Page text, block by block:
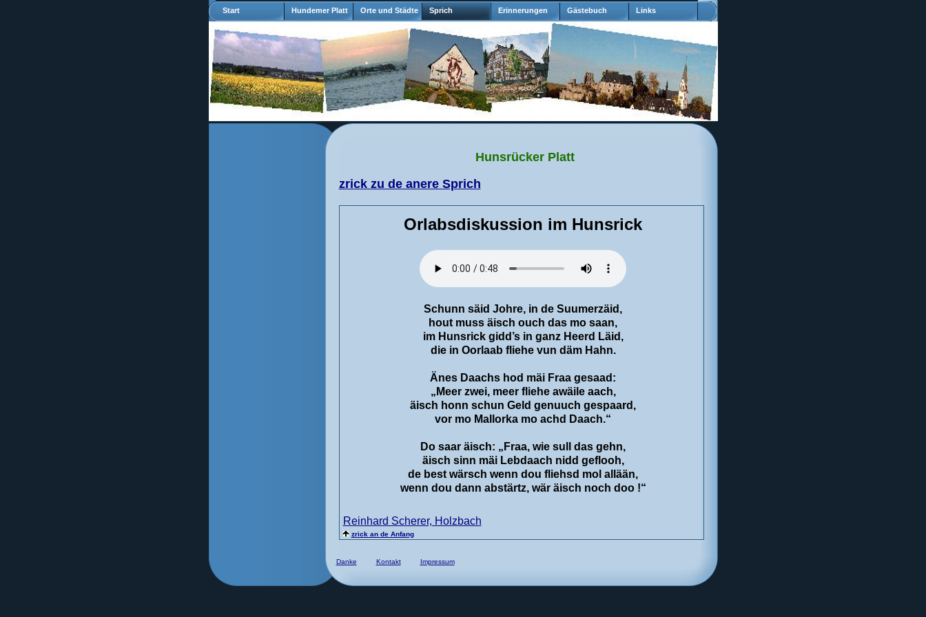
Start Hundemer Platt Orte und Städte Sprich Erinnerungen Gästebuch Links
Hunsrücker Platt
zrick zu de anere Sprich
Orlabsdiskussion im Hunsrick
Schunn säid Johre, in de Suumerzäid,
hout muss äisch ouch das mo saan,
im Hunsrick gidd’s in ganz Heerd Läid,
die in Oorlaab fliehe vun däm Hahn.
Änes Daachs hod mäi Fraa gesaad:
„Meer zwei, meer fliehe awäile aach,
äisch honn schun Geld genuuch gespaard,
vor mo Mallorka mo achd Daach.“
Do saar äisch: „Fraa, wie sull das gehn,
äisch sinn mäi Lebdaach nidd geflooh,
de best wärsch wenn dou fliehsd mol allään,
wenn dou dann abstärtz, wär äisch noch doo !“
Reinhard Scherer, Holzbach
zrick an de Anfang
Danke Kontakt Impressum